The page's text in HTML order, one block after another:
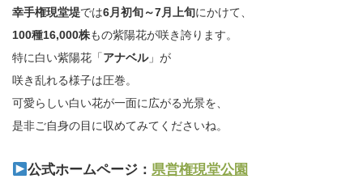
幸手権現堂堤では6月初旬～7月上旬にかけて、
100種16,000株もの紫陽花が咲き誇ります。
特に白い紫陽花「アナベル」が
咲き乱れる様子は圧巻。
可愛らしい白い花が一面に広がる光景を、
是非ご自身の目に収めてみてくださいね。
公式ホームページ：県営権現堂公園